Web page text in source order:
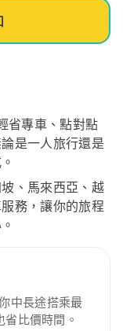
省專車、點對點
是一人旅行還是
、馬來西亞、越
務，讓你的旅程
中長途搭乘最
比價時間。